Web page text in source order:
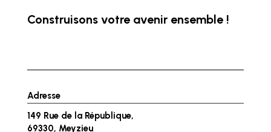
Construisons votre avenir ensemble !
Adresse
149 Rue de la République,
69330, Meyzieu